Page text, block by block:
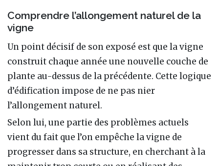
Comprendre l’allongement naturel de la
vigne
Un point décisif de son exposé est que la vigne
construit chaque année une nouvelle couche de
plante au-dessus de la précédente. Cette logique
d’édification impose de ne pas nier
l’allongement naturel.
Selon lui, une partie des problèmes actuels
vient du fait que l’on empêche la vigne de
progresser dans sa structure, en cherchant à la